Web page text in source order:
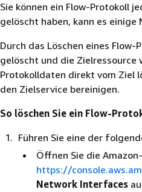
Sie können ein Flow-Protokoll
gelöscht haben, kann es
Durch das Löschen eines
gelöscht und die Zielressource
Protokolldaten direkt vom Ziel
den Zielservice bereinigen.
So löschen Sie ein Flow-
Führen Sie eine der
Öffnen Sie die
https://
Network Interfaces